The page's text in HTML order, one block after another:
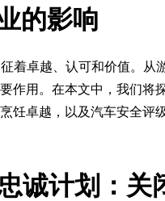
的影响
着卓越、认可和价值。
作用。在本文中，我们
饪卓越，以及汽车安全评
诚计划：关